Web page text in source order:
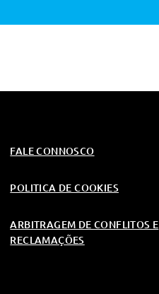
FALE CONNOSCO
POLITICA DE COOKIES
ARBITRAGEM DE CONFLITOS E
RECLAMAÇÕES